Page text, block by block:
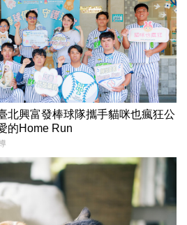
北興富發棒球隊攜手貓咪也瘋狂公
的Home Run